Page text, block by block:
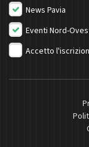
News Pavia
Eventi Nord-
Accetto